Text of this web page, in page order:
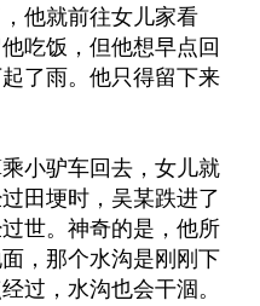
他就前往女儿家看
吃饭，但他想早点回
了雨。他只得留下来
小驴车回去，女儿就
田埂时，吴某跌进了
世。神奇的是，他所
，那个水沟是刚刚下
过，水沟也会干涸。